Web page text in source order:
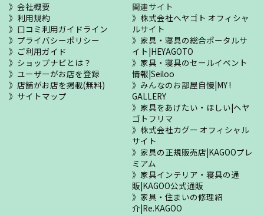
会社概要
利用規約
口コミ利用ガイドライン
プライバシーポリシー
ご利用ガイド
ショップナビとは？
ユーザーがお店を登録
店舗がお店を掲載(無料)
サイトマップ
関連サイト
株式会社ヘヤゴト オフィシャ
ルサイト
家具・寝具の総合ポータルサ
イト|HEYAGOTO
家具・寝具のセールイベント
情報|Seiloo
みんなのお部屋自慢|MY !
GALLERY
家具をあげたい・ほしい|ヘヤ
ゴトフリマ
株式会社カグー オフィシャル
サイト
家具の正規販売店|KAGOOプレ
ミアム
家具インテリア・寝具の通
販|KAGOO公式通販
家具・住まいの修理紹
介|Re.KAGOO